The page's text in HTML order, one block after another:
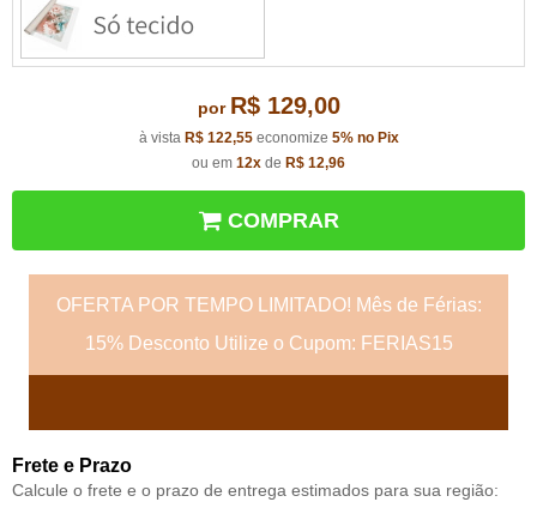
por R$ 129,00
à vista R$ 122,55economize 5% no Pix
ou em 12x de R$ 12,96
COMPRAR
OFERTA POR TEMPO LIMITADO! Mês de Férias:
15% Desconto Utilize o Cupom: FERIAS15
Frete e Prazo
Calcule o frete e o prazo de entrega estimados para sua região: